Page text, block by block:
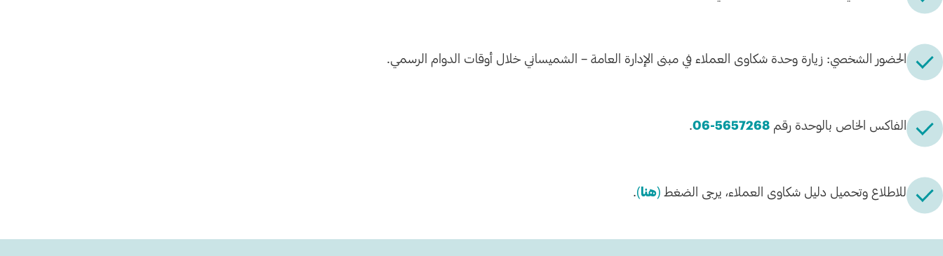
الحضور الشخصي: زيارة وحدة شكاوى العملاء في مبنى الإدارة العامة – الشميساني خلال أوقات الدوام الرسمي.
الفاكس الخاص بالوحدة رقم 5657268-06
.
للاطلاع وتحميل دليل شكاوى العملاء، يرجى الضغط (هنا)
.